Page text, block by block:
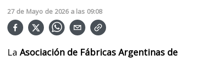
27 de Mayo de 2026 a las 09:08
La Asociación de Fábricas Argentinas de